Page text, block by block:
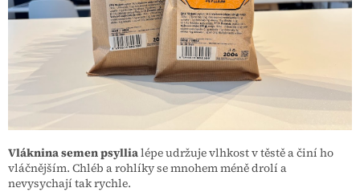
Vláknina semen psyllialépe udržuje vlhkost v těstě a činí ho
vláčnějším. Chléb a rohlíky se mnohem méně drolí a
nevysychají tak rychle.